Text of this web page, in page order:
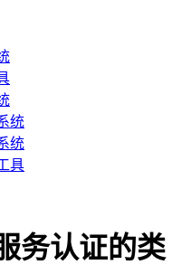
统
统
具
务认证的类